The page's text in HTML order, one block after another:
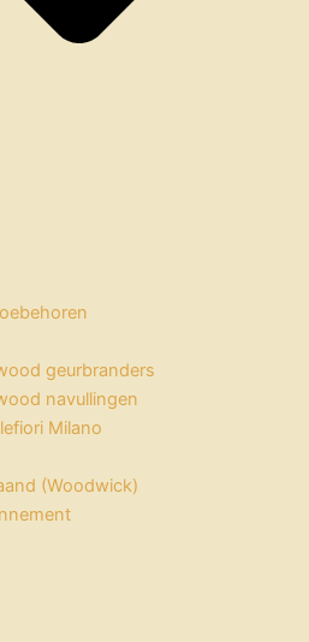
geurbranders
navullingen
Milano
(Woodwick)